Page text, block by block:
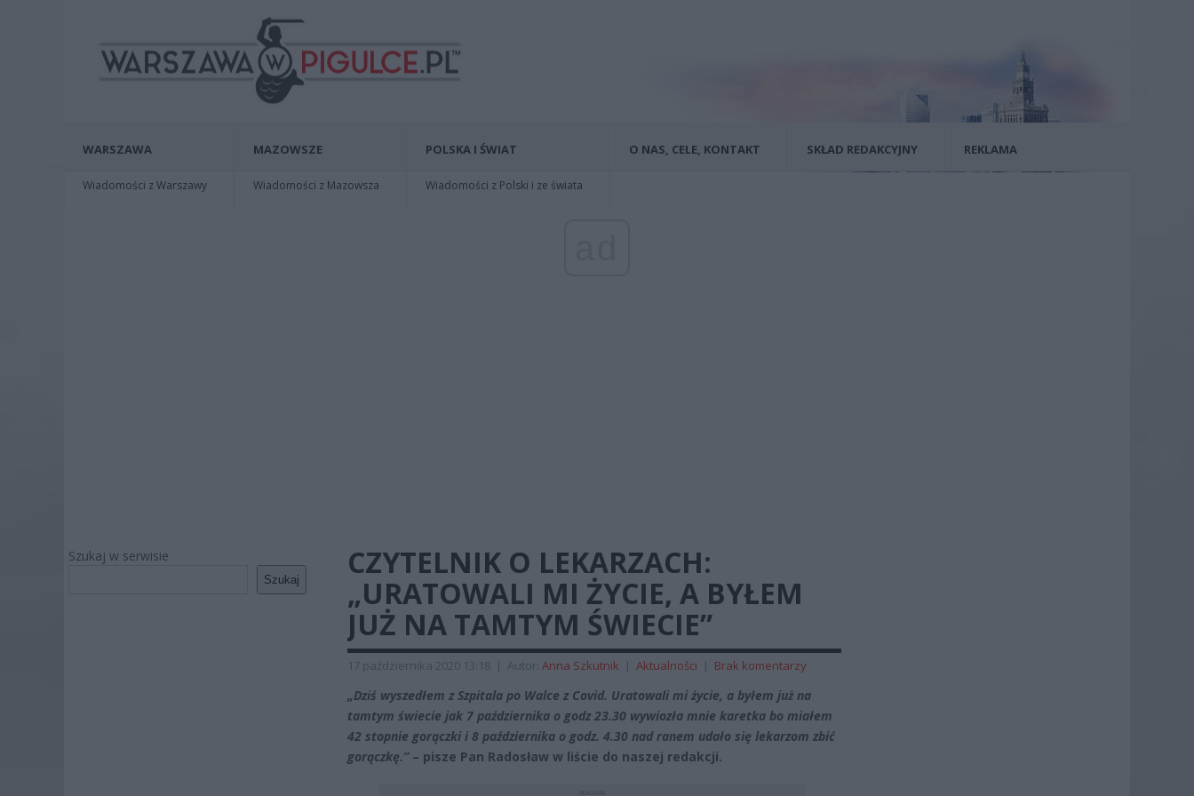
WARSZAWA
Wiadomości z Warszawy
MAZOWSZE
Wiadomości z Mazowsza
POLSKA I ŚWIAT
Wiadomości z Polski i ze świata
O NAS, CELE, KONTAKT SKŁAD REDAKCYJNY REKLAMA
Szukaj w serwisie
Szukaj
CZYTELNIK O LEKARZACH:
„URATOWALI MI ŻYCIE, A BYŁEM
JUŻ NA TAMTYM ŚWIECIE”
17 października 2020 13:18 | Autor: Anna Szkutnik | Aktualności | Brak komentarzy
„Dziś wyszedłem z Szpitala po Walce z Covid. Uratowali mi życie, a byłem już na
tamtym świecie jak 7 października o godz 23.30 wywiozła mnie karetka bo miałem
42 stopnie gorączki i 8 października o godz. 4.30 nad ranem udało się lekarzom zbić
gorączkę.”– pisze Pan Radosław w liście do naszej redakcji.